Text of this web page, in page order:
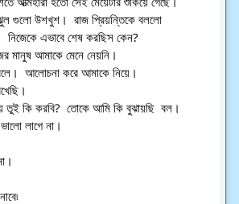
গুলো উশখুশ।  রাজ প্রিয়ন্তিকে বললো
এভাবে শেষ করছিস কেন?
মানুষ আমাকে মেনে নেয়নি।
আলোচনা করে আমাকে নিয়ে।
তুই কি করবি?  তোকে আমি কি বুঝায়ছি  বল।
লাগে না।